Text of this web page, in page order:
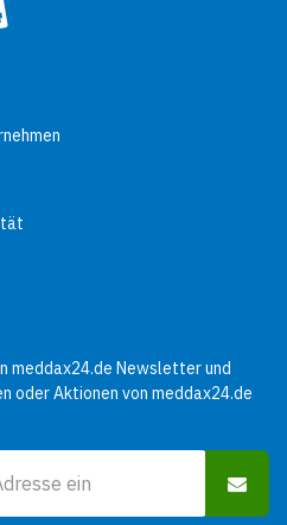
meddax24.de Newsletter und
oder Aktionen von meddax24.de